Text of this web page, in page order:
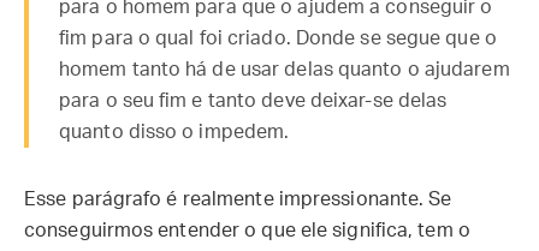
para o homem para que o ajudem a conseguir o
fim para o qual foi criado. Donde se segue que o
homem tanto há de usar delas quanto o ajudarem
para o seu fim e tanto deve deixar-se delas
quanto disso o impedem.
Esse parágrafo é realmente impressionante. Se
conseguirmos entender o que ele significa, tem o